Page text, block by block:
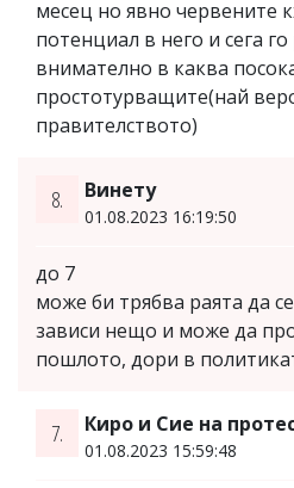
месец но явно червените
потенциал в него и сега
внимателно в каква
простотурващите(най
правителството)
8. Винету
01.08.2023 16:19:50
до 7
може би трябва раята да
зависи нещо и може да
пошлото, дори в
7. Киро и Сие на
01.08.2023 15:59:48